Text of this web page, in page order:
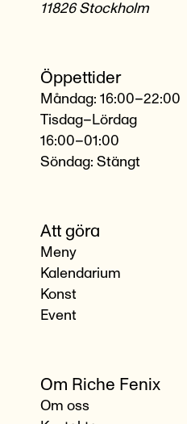
Öppettider
Måndag: 16:00–22:00
Tisdag–Lördag
16:00–01:00
Söndag: Stängt
Att göra
Meny
Kalendarium
Konst
Event
Om Riche Fenix
Om oss
11826 Stockholm